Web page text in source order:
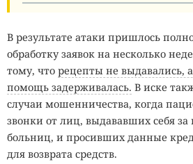
В результате атаки пришлось
обработку заявок на несколько
тому, что рецепты не выдавались,
помощь задерживалась. В иске
случаи мошенничества, когда
звонки от лиц, выдававших себя за
больниц, и просивших данные
для возврата средств.